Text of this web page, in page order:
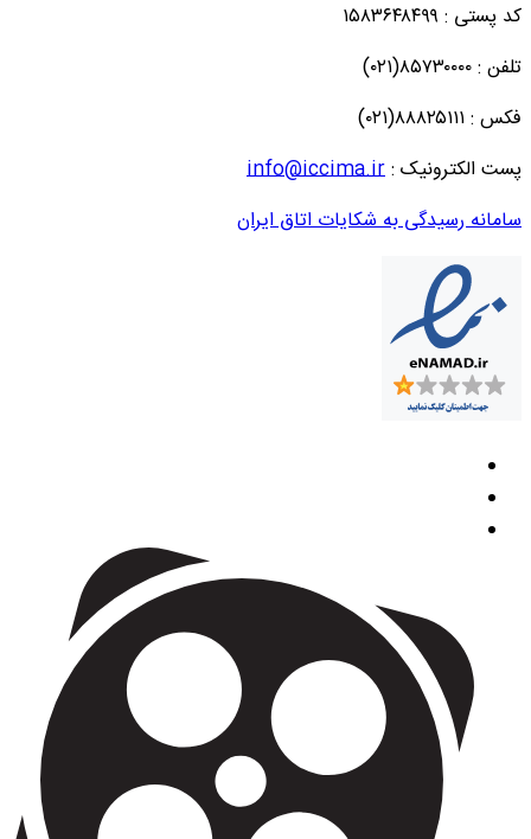
کد پستی : ۱۵۸۳۶۴۸۴۹۹
تلفن : ۸۵۷۳۰۰۰۰(۰۲۱)
فکس : ۸۸۸۲۵۱۱۱(۰۲۱)
پست الکترونیک :info@iccima.ir
سامانه رسیدگی به شکایات اتاق ایران